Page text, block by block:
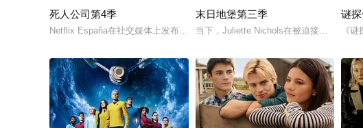
死人公司第4季
Netflix España在社交媒体上发布了一张由Laura Caballero和演员Carlos Arces
末日地堡第三季
当下，Juliette Nichols在被迫接受“净化”
谜
《